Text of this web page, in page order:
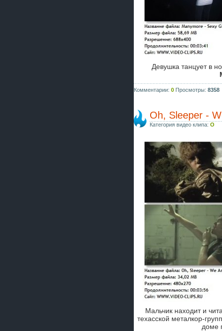
Девушка танцует в
Комментарии: 0 Просмотры: 8358
Oh, Sleeper -
Категория видео клипа: O
Мальчик находит и
техасской металкор-
доме